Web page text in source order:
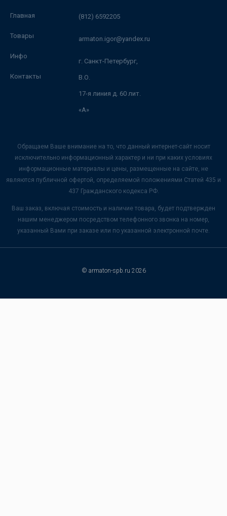
Главная
Товары
Инфо
Контакты
(812) 6592205
armaton.igor@yandex.ru
г. Санкт-Петербург,
В.О.
17-я линия д. 60 лит.
«А»
Обращаем Ваше внимание на то, что данный интернет-сайт носит
исключительно информационный характер и ни при каких условиях
информационные материалы и цены, размещенные на сайте, не
являются публичной офертой, определяемой положениями Статей 435 и
437 Гражданского кодекса РФ.
Ваш заказ, включая стоимость и наличие товара, будет подтвержден
нашим менеджером посредством телефонного звонка на номер,
указанный Вами при заказе или по указанной электронной почте.
© armaton-spb.ru 2026